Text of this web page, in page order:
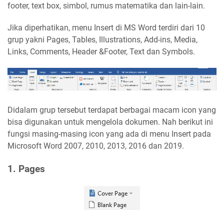
footer, text box, simbol, rumus matematika dan lain-lain.
Jika diperhatikan, menu Insert di MS Word terdiri dari 10
grup yakni Pages, Tables, Illustrations, Add-ins, Media,
Links, Comments, Header &Footer, Text dan Symbols.
Didalam grup tersebut terdapat berbagai macam icon yang
bisa digunakan untuk mengelola dokumen. Nah berikut ini
fungsi masing-masing icon yang ada di menu Insert pada
Microsoft Word 2007, 2010, 2013, 2016 dan 2019.
1. Pages